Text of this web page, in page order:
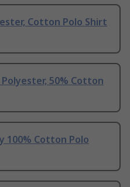
Cotton Polo Shirt
Polyester, 50% Cotton
100% Cotton Polo